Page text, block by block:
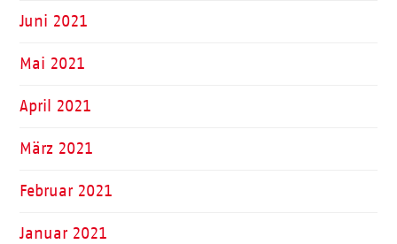
Juni 2021
Mai 2021
April 2021
März 2021
Februar 2021
Januar 2021